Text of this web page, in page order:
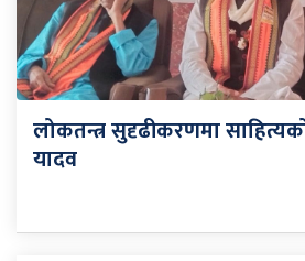
लोकतन्त्र सुदृढीकरणमा
यादव